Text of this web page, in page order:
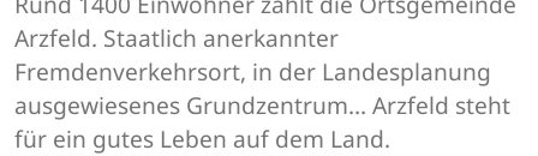
Arzfeld. Staatlich anerkannter
Fremdenverkehrsort, in der Landesplanung
ausgewiesenes Grundzentrum… Arzfeld steht
für ein gutes Leben auf dem Land.